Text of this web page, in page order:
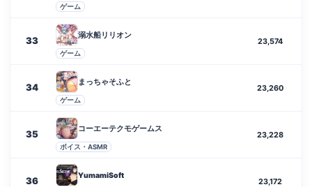
ゲーム
33 溺水船リリオン
ゲーム
23,574
34 まっちゃそふと
ゲーム
23,260
35 コーエーテクモゲームス
ボイス・ASMR
23,228
36 YumamiSoft
23,172